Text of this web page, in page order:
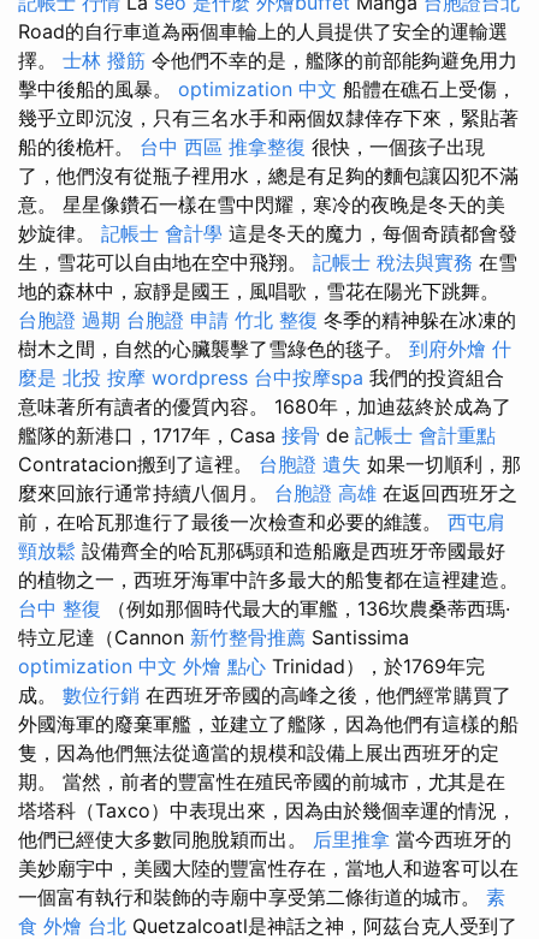
Road的自行車道為兩個車輪上的人員提供了安全的運輸選
擇。 士林 撥筋 令他們不幸的是，艦隊的前部能夠避免用力
擊中後船的風暴。 optimization 中文 船體在礁石上受傷，
幾乎立即沉沒，只有三名水手和兩個奴隸倖存下來，緊貼著
船的後桅杆。 台中 西區 推拿整復 很快，一個孩子出現
了，他們沒有從瓶子裡用水，總是有足夠的麵包讓囚犯不滿
意。 星星像鑽石一樣在雪中閃耀，寒冷的夜晚是冬天的美
妙旋律。 記帳士 會計學 這是冬天的魔力，每個奇蹟都會發
生，雪花可以自由地在空中飛翔。 記帳士 稅法與實務 在雪
地的森林中，寂靜是國王，風唱歌，雪花在陽光下跳舞。
台胞證 過期 台胞證 申請 竹北 整復 冬季的精神躲在冰凍的
樹木之間，自然的心臟襲擊了雪綠色的毯子。 到府外燴 什
麼是 北投 按摩 wordpress 台中按摩spa 我們的投資組合
意味著所有讀者的優質內容。 1680年，加迪茲終於成為了
艦隊的新港口，1717年，Casa 接骨 de 記帳士 會計重點
Contratacion搬到了這裡。 台胞證 遺失 如果一切順利，那
麼來回旅行通常持續八個月。 台胞證 高雄 在返回西班牙之
前，在哈瓦那進行了最後一次檢查和必要的維護。 西屯肩
頸放鬆 設備齊全的哈瓦那碼頭和造船廠是西班牙帝國最好
的植物之一，西班牙海軍中許多最大的船隻都在這裡建造。
台中 整復 （例如那個時代最大的軍艦，136坎農桑蒂西瑪·
特立尼達（Cannon 新竹整骨推薦 Santissima
optimization 中文 外燴 點心 Trinidad），於1769年完
成。 數位行銷 在西班牙帝國的高峰之後，他們經常購買了
外國海軍的廢棄軍艦，並建立了艦隊，因為他們有這樣的船
隻，因為他們無法從適當的規模和設備上展出西班牙的定
期。 當然，前者的豐富性在殖民帝國的前城市，尤其是在
塔塔科（Taxco）中表現出來，因為由於幾個幸運的情況，
他們已經使大多數同胞脫穎而出。 后里推拿 當今西班牙的
美妙廟宇中，美國大陸的豐富性存在，當地人和遊客可以在
一個富有執行和裝飾的寺廟中享受第二條街道的城市。 素
食 外燴 台北 Quetzalcoatl是神話之神，阿茲台克人受到了